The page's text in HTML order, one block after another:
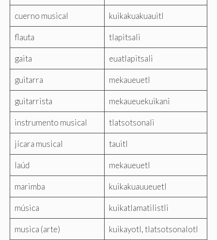
cuerno musical kuikakuakuauitl
flauta tlapitsali
gaita euatlapitsali
guitarra mekaueuetl
guitarrista mekaueuekuikani
instrumento musical tlatsotsonali
jícara musical tauitl
laúd mekaueuetl
marimba kuikakuauueuetl
música kuikatlamatilistli
musica (arte) kuikayotl, tlatsotsonalotl